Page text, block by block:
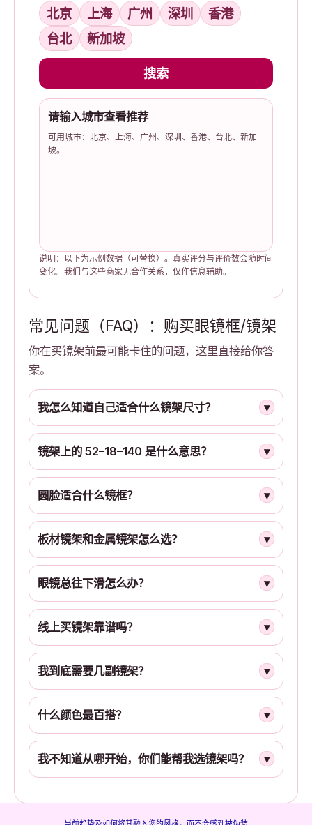
北京 上海 广州 深圳
香港
台北
新加坡
搜索
请输入城市查看推荐
可用城市：北京、上海、广州、深圳、香港、台北、新加
坡。
说明：以下为示例数据（可替换）。真实评分与评价数会随时间
变化。我们与这些商家无合作关系，仅作信息辅助。
常见问题（FAQ）：购买眼镜框/镜架
你在买镜架前最可能卡住的问题，这里直接给你答
案。
我怎么知道自己适合什么镜架尺寸？ ▾
镜架上的 52–18–140 是什么意思？ ▾
圆脸适合什么镜框？ ▾
板材镜架和金属镜架怎么选？ ▾
眼镜总往下滑怎么办？ ▾
线上买镜架靠谱吗？ ▾
我到底需要几副镜架？ ▾
什么颜色最百搭？ ▾
我不知道从哪开始，你们能帮我选镜架吗？ ▾